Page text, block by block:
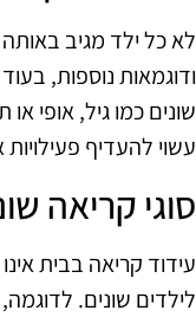
לא כל ילד מגיב
ודוגמאות נוספות,
שונים כמו גיל, אופי
עשוי להעדיף
סוגי קריאה
עידוד קריאה בבית
לילדים שונים. לדוגמה,